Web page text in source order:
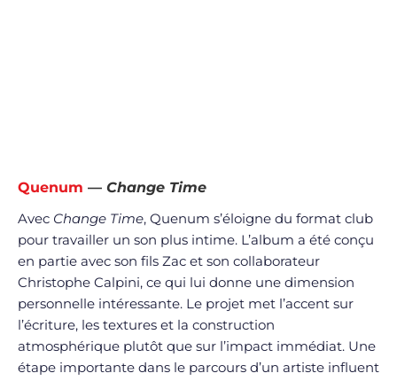
Quenum — Change Time
Avec Change Time, Quenum s’éloigne du format club
pour travailler un son plus intime. L’album a été conçu
en partie avec son fils Zac et son collaborateur
Christophe Calpini, ce qui lui donne une dimension
personnelle intéressante. Le projet met l’accent sur
l’écriture, les textures et la construction
atmosphérique plutôt que sur l’impact immédiat. Une
étape importante dans le parcours d’un artiste influent